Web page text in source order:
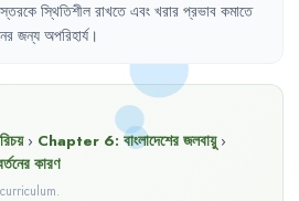
স্তরকে স্থিতিশীল রাখতে এবং খরার প্রভাব কমাতে
জন্য অপরিহার্য।
› Chapter 6: বাংলাদেশের জলবায়ু ›
কারণ